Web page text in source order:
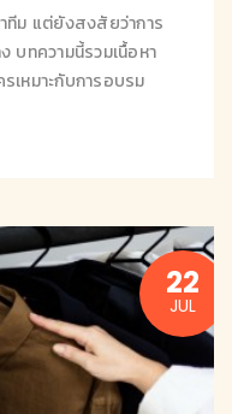
ม แต่ยังสงสัยว่าการ
บทความนี้รวมเนื้อหา
เหมาะกับการอบรม
22
JUL